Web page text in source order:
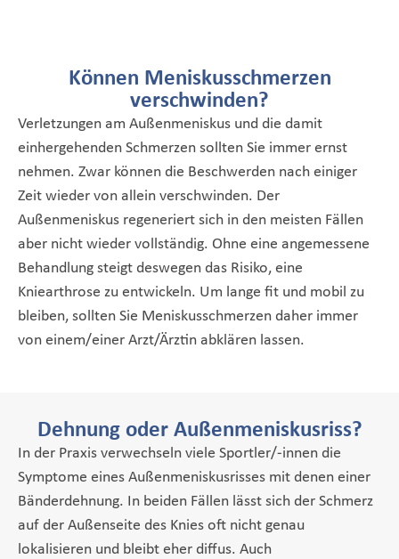
Können Meniskusschmerzen
verschwinden?
Verletzungen am Außenmeniskus und die damit
einhergehenden Schmerzen sollten Sie immer ernst
nehmen. Zwar können die Beschwerden nach einiger
Zeit wieder von allein verschwinden. Der
Außenmeniskus regeneriert sich in den meisten Fällen
aber nicht wieder vollständig. Ohne eine angemessene
Behandlung steigt deswegen das Risiko, eine
Kniearthrose zu entwickeln. Um lange fit und mobil zu
bleiben, sollten Sie Meniskusschmerzen daher immer
von einem/einer Arzt/Ärztin abklären lassen.
Dehnung oder Außenmeniskusriss?
In der Praxis verwechseln viele Sportler/-innen die
Symptome eines Außenmeniskusrisses mit denen einer
Bänderdehnung. In beiden Fällen lässt sich der Schmerz
auf der Außenseite des Knies oft nicht genau
lokalisieren und bleibt eher diffus. Auch